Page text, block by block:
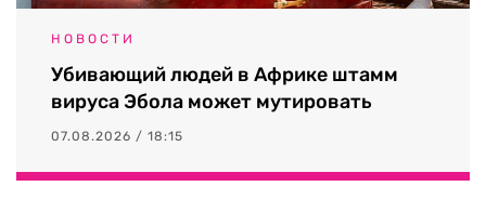
НОВОСТИ
Убивающий людей в Африке штамм
вируса Эбола может мутировать
07.08.2026 / 18:15